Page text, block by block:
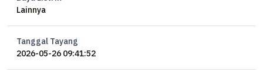
Carport 3 mobil
SHM
HARGA Rp 55 M nego
Lainnya
Tanggal Tayang
2026-05-26 09:41:52